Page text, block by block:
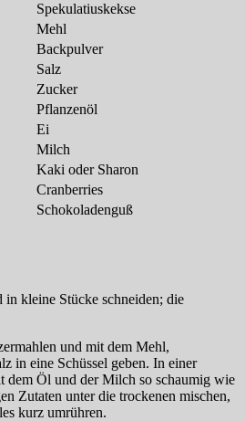
Spekulatiuskekse
Mehl
Backpulver
Salz
Zucker
Pflanzenöl
Ei
Milch
Kaki oder Sharon
Cranberries
Schokoladenguß
kleine Stücke schneiden; die
und mit dem Mehl,
in eine Schüssel geben. In einer
dem Öl und der Milch so schaumig wie
Zutaten unter die trockenen mischen,
kurz umrühren.